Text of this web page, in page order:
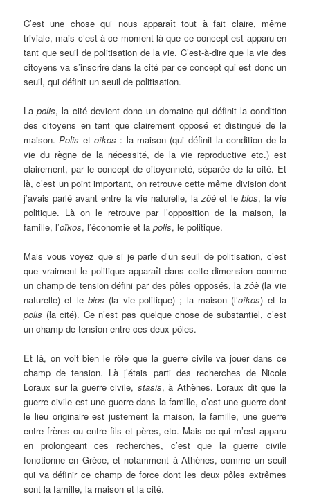
C’est une chose qui nous apparaît tout à fait claire, même
triviale, mais c’est à ce moment-là que ce concept est apparu en
tant que seuil de politisation de la vie. C’est-à-dire que la vie des
citoyens va s’inscrire dans la cité par ce concept qui est donc un
seuil, qui définit un seuil de politisation.
Lapolis, la cité devient donc un domaine qui définit la condition
des citoyens en tant que clairement opposé et distingué de la
maison.Polis etoïkos : la maison (qui définit la condition de la
vie du règne de la nécessité, de la vie reproductive etc.) est
clairement, par le concept de citoyenneté, séparée de la cité. Et
là, c’est un point important, on retrouve cette même division dont
j’avais parlé avant entre la vie naturelle, lazôèet le bios, la vie
politique. Là on le retrouve par l’opposition de la maison, la
famille, l’oïkos, l’économie et lapolis, le politique.
Mais vous voyez que si je parle d’un seuil de politisation, c’est
que vraiment le politique apparaît dans cette dimension comme
un champ de tension défini par des pôles opposés, lazôè(la vie
naturelle) et lebios (la vie politique) ; la maison (l’oïkos) et la
polis (la cité). Ce n’est pas quelque chose de substantiel, c’est
un champ de tension entre ces deux pôles.
Et là, on voit bien le rôle que la guerre civile va jouer dans ce
champ de tension. Là j’étais parti des recherches de Nicole
Loraux sur la guerre civile, stasis, à Athènes. Loraux dit que la
guerre civile est une guerre dans la famille, c’est une guerre dont
le lieu originaire est justement la maison, la famille, une guerre
entre frères ou entre fils et pères, etc. Mais ce qui m’est apparu
en prolongeant ces recherches, c’est que la guerre civile
fonctionne en Grèce, et notamment à Athènes, comme un seuil
qui va définir ce champ de force dont les deux pôles extrêmes
sont la famille, la maison et la cité.